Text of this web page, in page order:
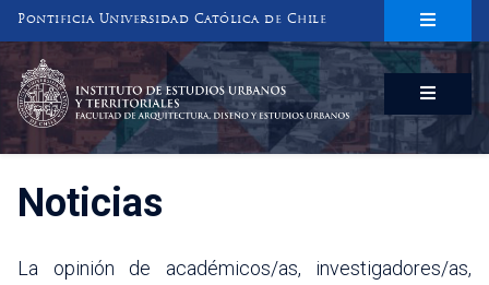
Pontificia Universidad Católica de Chile
INSTITUTO DE ESTUDIOS URBANOS
Y TERRITORIALES
FACULTAD DE ARQUITECTURA, DISEÑO Y ESTUDIOS URBANOS
Noticias
La opinión de académicos/as, investigadores/as,